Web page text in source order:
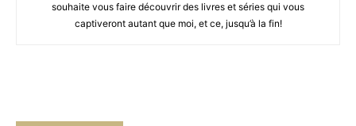
souhaite vous faire découvrir des livres et séries qui vous
captiveront autant que moi, et ce, jusqu’à la fin!